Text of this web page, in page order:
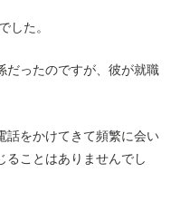
した。
だったのですが、彼が就職
話をかけてきて頻繁に会い
ることはありませんでし